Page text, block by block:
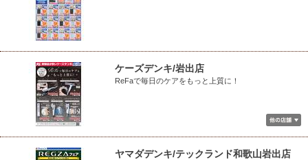
ケーズデンキ/岩出店
ReFaで毎日のケアをもっと上質に！
ヤマダデンキ/テックランド和歌山岩出店